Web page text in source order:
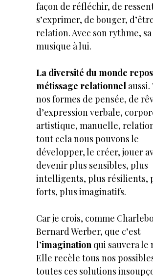
façon de réfléchir, de
s’exprimer, de bouger,
relation. Avec son rythme, sa
musique à lui.
La diversité du monde
métissage relationnel
nos formes de pensée, de
d’expression verbale,
artistique, manuelle,
tout cela nous pouvons le
développer, le créer, jouer
devenir plus sensibles, plus
intelligents, plus résilients,
forts, plus imaginatifs.
Car je crois, comme
Bernard Werber, que c’est
l’imagination qui sauvera le
Elle recèle tous nos
toutes ces solutions